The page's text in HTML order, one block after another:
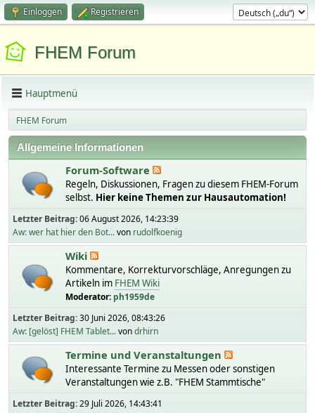
Einloggen Registrieren
FHEM Forum
Hauptmenü
FHEM Forum
Allgemeine Informationen
Forum-Software
Regeln, Diskussionen, Fragen zu diesem FHEM-Forum
selbst. Hier keine Themen zur Hausautomation!
Letzter Beitrag:06 August 2026, 14:23:39
Aw: wer hat hier den Bot...von rudolfkoenig
Wiki
Kommentare, Korrekturvorschläge, Anregungen zu
Artikeln im FHEM Wiki
Moderator: ph1959de
Letzter Beitrag:30 Juni 2026, 08:43:26
Aw: [gelöst] FHEM Tablet...vondrhirn
Termine und Veranstaltungen
Interessante Termine zu Messen oder sonstigen
Veranstaltungen wie z.B. "FHEM Stammtische"
Letzter Beitrag:29 Juli 2026, 14:43:41